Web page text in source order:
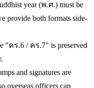
year (พ.ศ.) must be
provide both formats side-
"คร.6 / คร.7" is preserved
and signatures are
overseas officers can